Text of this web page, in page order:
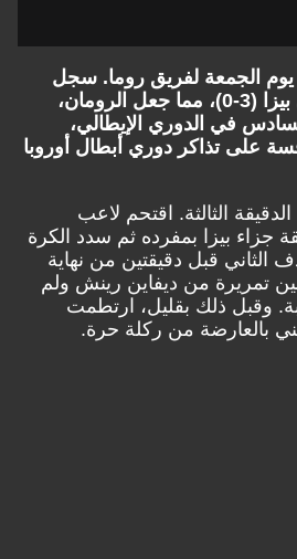
يوم الجمعة لفريق روما. سجل
الجناح ثلاثية في مرمى بيزا (3-0)، مما جعل الرومان،
في الدوري الإيطالي،
على تذاكر دوري أبطال أوروبا
الثالثة. اقتحم لاعب
جزاء بيزا بمفرده ثم سدد الكرة
الثاني قبل دقيقتين من نهاية
تمريرة من ديفاين رينش ولم
وقبل ذلك بقليل، ارتطمت
بالعارضة من ركلة حرة.